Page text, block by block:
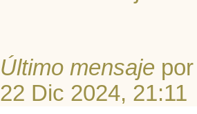
Último mensaje
22 Dic 2024, 21:11